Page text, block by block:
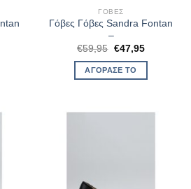
ΓΌΒΕΣ
Γόβες Γόβες Sandra Fontan
–
€59,95 Original
price
was:
€59,95.
€47,95Η
τιμή
ΑΓΌΡΑΣΈ ΤΟ